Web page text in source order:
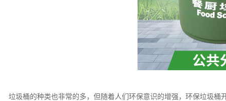
垃圾桶的种类也非常的多，但随着人们环保意识的增强，环保垃圾桶